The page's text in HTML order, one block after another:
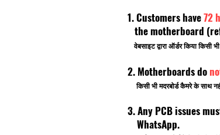
1. Customers have72
the motherboard
वेबसाइट द्वारा ऑर्डर किया
2. Motherboards do
किसी भी मदरबोर्ड कैमरे के साथ
3. Any PCB issues
WhatsApp.